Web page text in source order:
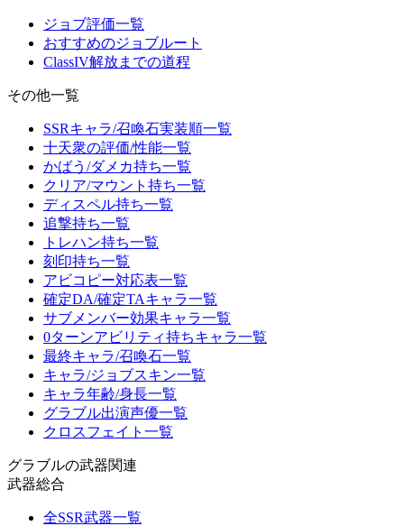
ジョブ評価一覧
おすすめのジョブルート
ClassIV解放までの道程
その他一覧
SSRキャラ/召喚石実装順一覧
十天衆の評価/性能一覧
かばう/ダメカ持ち一覧
クリア/マウント持ち一覧
ディスペル持ち一覧
追撃持ち一覧
トレハン持ち一覧
刻印持ち一覧
アビコピー対応表一覧
確定DA/確定TAキャラ一覧
サブメンバー効果キャラ一覧
0ターンアビリティ持ちキャラ一覧
最終キャラ/召喚石一覧
キャラ/ジョブスキン一覧
キャラ年齢/身長一覧
グラブル出演声優一覧
クロスフェイト一覧
グラブルの武器関連
武器総合
全SSR武器一覧